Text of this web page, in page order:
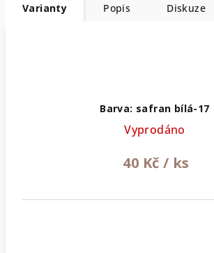
Varianty Popis Diskuze
Barva: safran bílá-17
Vyprodáno
40 Kč / ks